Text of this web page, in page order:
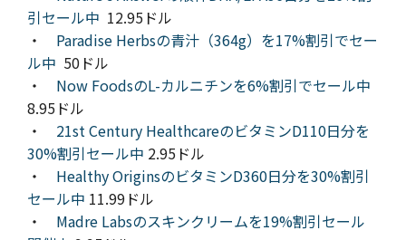
引セール中 12.95ドル
・ Paradise Herbsの青汁（364g）を17%割引でセー
ル中 50ドル
・ Now FoodsのL-カルニチンを6%割引でセール中
8.95ドル
・ 21st Century HealthcareのビタミンD110日分を
30%割引セール中 2.95ドル
・ Healthy OriginsのビタミンD360日分を30%割引
セール中 11.99ドル
・ Madre Labsのスキンクリームを19%割引セール